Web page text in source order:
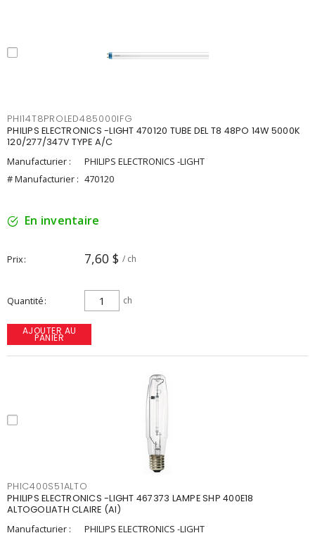
PHI14T8PROLED485000IFG
PHILIPS ELECTRONICS -LIGHT 470120 TUBE DEL T8 48PO 14W 5000K
120/277/347V TYPE A/C
Manufacturier :
PHILIPS ELECTRONICS -LIGHT
# Manufacturier : 470120
En inventaire
Prix 7,60 $ / ch
Quantité ch
AJOUTER AU
PANIER
PHIC400S51ALTO
PHILIPS ELECTRONICS -LIGHT 467373 LAMPE SHP 400E18
ALTOGOLIATH CLAIRE (AI)
Manufacturier :
PHILIPS ELECTRONICS -LIGHT